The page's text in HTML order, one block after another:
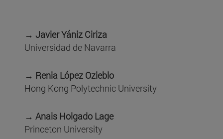
→ Javier Yániz Ciriza
Universidad de Navarra
→ Renia López Ozieblo
Hong Kong Polytechnic University
→ Anais Holgado Lage
Princeton University